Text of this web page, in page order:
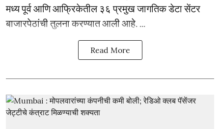
मध्य पूर्व आणि आफ्रिकेतील ३६ प्रमुख जागतिक डेटा सेंटर
बाजारपेठांची तुलना करण्यात आली आहे. ...
Read More